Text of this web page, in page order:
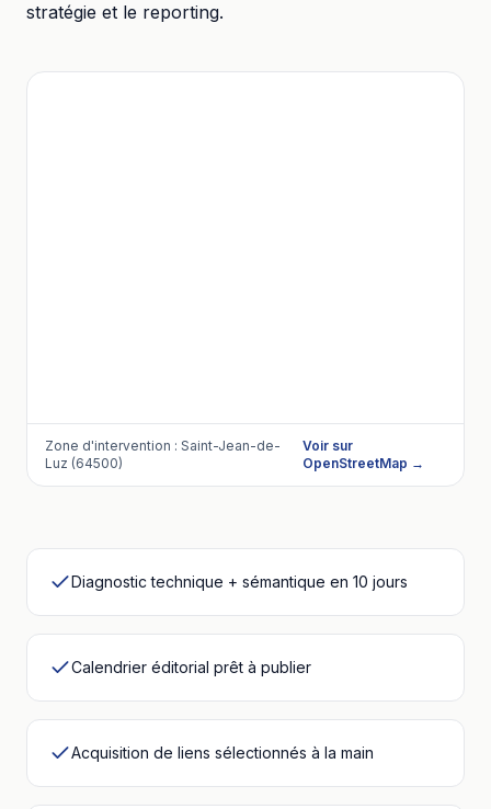
stratégie et le reporting.
Zone d'intervention : Saint-Jean-de-
Luz (64500)
Voir sur
OpenStreetMap →
Diagnostic technique + sémantique en 10 jours
Calendrier éditorial prêt à publier
Acquisition de liens sélectionnés à la main